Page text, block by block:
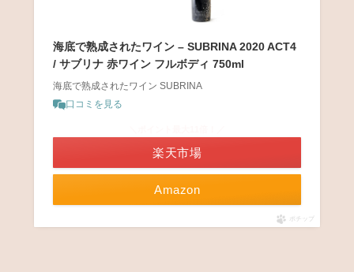
海底で熟成されたワイン – SUBRINA 2020 ACT4
/ サブリナ 赤ワイン フルボディ 750ml
海底で熟成されたワイン SUBRINA
口コミを見る
Amazon
楽天市場
ポチップ